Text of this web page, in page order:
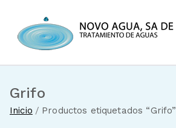
contenido
Grifo
Inicio Productos etiquetados “Grifo”